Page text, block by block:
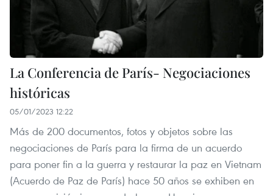
La Conferencia de París- Negociaciones
históricas
05/01/2023 12:22
Más de 200 documentos, fotos y objetos sobre las
negociaciones de París para la firma de un acuerdo
para poner fin a la guerra y restaurar la paz en Vietnam
(Acuerdo de Paz de París) hace 50 años se exhiben en